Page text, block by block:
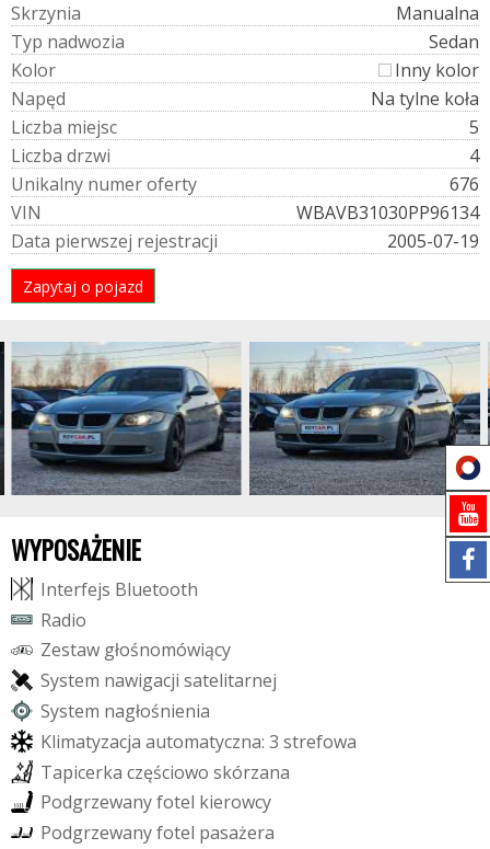
Skrzynia
Manualna
Typ nadwozia
Sedan
Kolor
Inny kolor
Napęd
Na tylne koła
Liczba miejsc
5
Liczba drzwi
4
Unikalny numeroferty
676
VIN
WBAVB31030PP96134
Data pierwszej rejestracji 2005-07-19
Zapytaj o pojazd
WYPOSAŻENIE
Interfejs Bluetooth
Radio
Zestaw głośnomówiący
System nawigacji satelitarnej
System nagłośnienia
Klimatyzacja automatyczna: 3 strefowa
Tapicerka częściowo skórzana
Podgrzewanyfotel kierowcy
Podgrzewanyfotel pasażera